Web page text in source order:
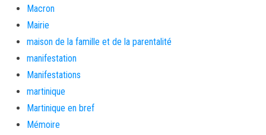
Macron
Mairie
maison de la famille et de la parentalité
manifestation
Manifestations
martinique
Martinique en bref
Mémoire